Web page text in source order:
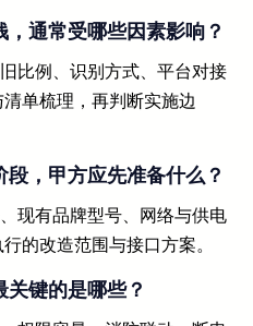
通常受哪些因素影响？
比例、识别方式、平台对接
单梳理，再判断实施边
，甲方应先准备什么？
现有品牌型号、网络与供电
的改造范围与接口方案。
键的是哪些？